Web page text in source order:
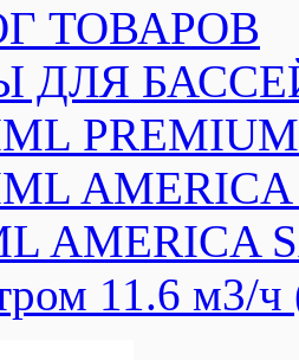
ТОВАРОВ
ДЛЯ
AMERICA
AMERICA
11.6 м3/